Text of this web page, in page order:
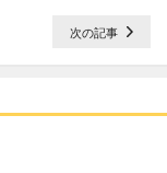
次の記事